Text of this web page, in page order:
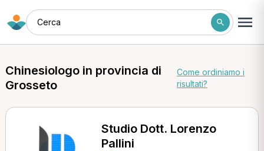
Cerca
Chinesiologo in provincia di
Grosseto
Come ordiniamo i
risultati?
Studio Dott. Lorenzo
Pallini